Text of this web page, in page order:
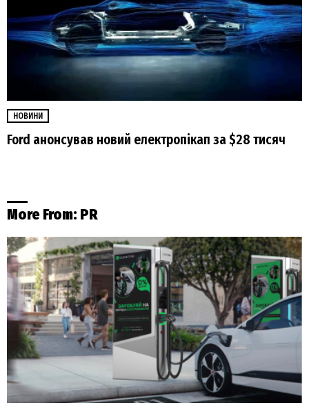
НОВИНИ
Ford анонсував новий електропікап за $28 тисяч
More From: PR